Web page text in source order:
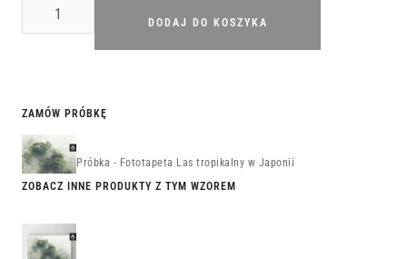
DODAJ DO KOSZYKA
ZAMÓW PRÓBKĘ
Próbka - Fototapeta Las tropikalny w Japonii
Obraz Las
tropikalny
w Japonii
ZOBACZ INNE PRODUKTY Z TYM WZOREM